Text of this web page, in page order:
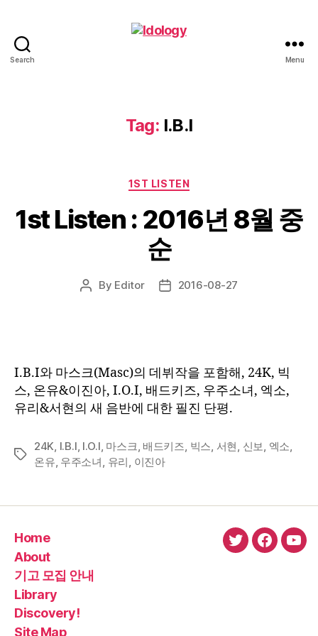
Search Menu
Tag: I.B.I
Categories
1ST LISTEN
1st Listen : 2016년 8월 중
순
Post
By Editor
Post2016-08-27
I.B.I와 마스크(Masc)의 데뷔작을 포함해, 24K, 빅
스, 온유&이진아, I.O.I, 배드키즈, 우주소녀, 엑소,
유리&서현의 새 음반에 대한 필진 단평.
Tags
24K I.B.I I.O.I 마스크 배드키즈 빅스 서현 신보 엑소
온유 우주소녀 유리 이진아
Home
About
기고 모집 안내
Library
Discovery!
Site Map
twitterfacebook